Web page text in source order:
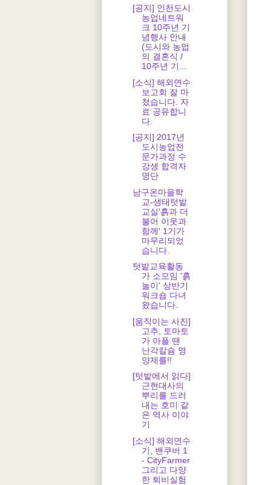
[공지] 인천도시
농업네트워
크 10주년 기
념행사 안내
(도시와 농업
의 결혼식 /
10주년 기...
[소식] 해외연수
보고회 잘 마
쳤습니다. 자
료 공유합니
다.
[공지] 2017년
도시농업전
문가과정 수
강생 합격자
명단
남구온마을학
교-생태텃밭
교실'흙과 더
불어 이웃과
함께' 1기가
마무리되었
습니다.
텃밭교육활동
가 소모임 '흙
놀이' 상반기
워크숍 다녀
왔습니다.
[움직이는 사진]
고추, 토마토
가 아플 땐
난각칼슘 영
양제를!!
[텃밭에서 읽다]
근현대사의
뿌리를 드러
내는 호미 같
은 역사 이야
기
[소식] 해외연수
기, 밴쿠버 1
- CityFarmer
그리고 다양
한 퇴비실험